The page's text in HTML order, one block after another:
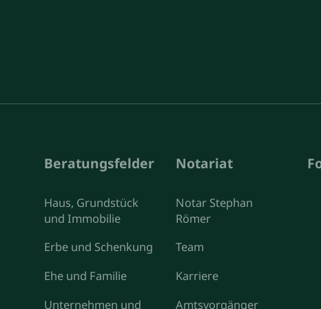
Beratungsfelder
Haus, Grundstück
und Immobilie
Erbe und Schenkung
Ehe und Familie
Unternehmen und
Notariat
Notar Stephan
Römer
Team
Karriere
Amtsvorgänger